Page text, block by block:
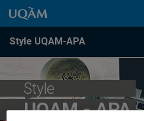
Passer au contenu
Accéder au menu principal
Accéder à la recherche
Passer au contenu
Accéder au menu principal
Style UQAM-APA
Style
UQAM - APA